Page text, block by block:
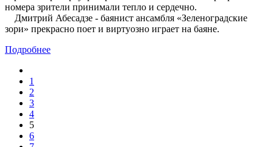
номера зрители принимали тепло и сердечно.
Дмитрий Абесадзе - баянист ансамбля «Зеленоградские
зори» прекрасно поет и виртуозно играет на баяне.
Подробнее
1
2
3
4
5
6